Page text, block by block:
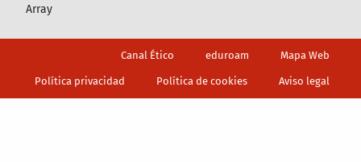
Array
Canal Ético eduroam Mapa Web
Política privacidad Política de cookies Aviso legal